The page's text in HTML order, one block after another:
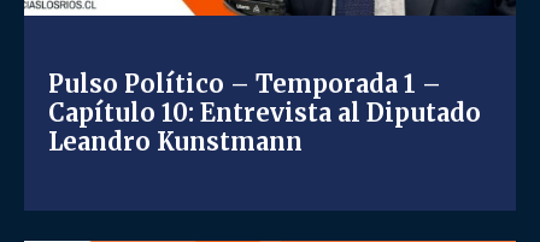
Pulso Político – Temporada 1 –
Capítulo 10: Entrevista al Diputado
Leandro Kunstmann